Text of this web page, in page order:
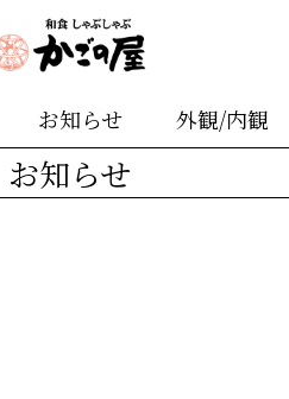
お知らせ 外観/内観
お知らせ